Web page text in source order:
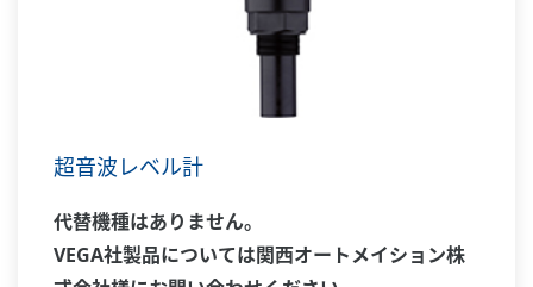
超音波レベル計
代替機種はありません。
VEGA社製品については関西オートメイション株